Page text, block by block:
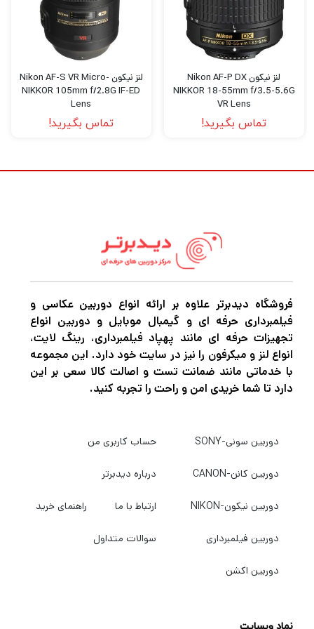
،گیمبال موبایل و هر نوع تجهیزات آتلیه را با
بهترین کیفیت و قیمت خریداری کنید بهدیدبرتر
سربزنید.
لنز نیکون Nikon AF-P DX
NIKKOR 18-55mm f/3.5-5.6G
VR Lens
تماس بگیرید!
لنز نیکون Nikon AF-S VR Micro-
NIKKOR 105mm f/2.8G IF-ED
Lens
تماس بگیرید!
فروشگاه دیدبرتر علاوه بر ارائه انواع دوربین عکاسی و
فیلمبرداری حرفه ای و گیمبال موبایل و دوربین انواع
تجهیزات حرفه ای مانند پهپاد فیلمبرداری، رینگ لایت،
انواع لنز و میکرفون را نیز در سایت خود دارد. این مجموعه
با خدماتی مانند ضمانت تست و اصالت کالا سعی بر این
دارد تا شما خریدی امن و راحت را تجربه کنید.
دوربین سونی-SONY
دوربین کانن-CANON
دوربین نیکون-NIKON
دوربین فیلمبرداری
دوربین اکشن
حساب کاربری من
درباره دیدبرتر
ارتباط با ما راهنمای خرید
سوالات متداول
نماد وبسایت